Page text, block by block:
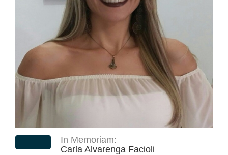
In Memoriam:
Carla Alvarenga Facioli